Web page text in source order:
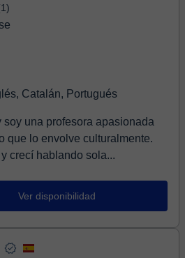
Catalán, Portugués
soy una profesora apasionada
que lo envolve culturalmente.
crecí hablando sola...
Ver disponibilidad